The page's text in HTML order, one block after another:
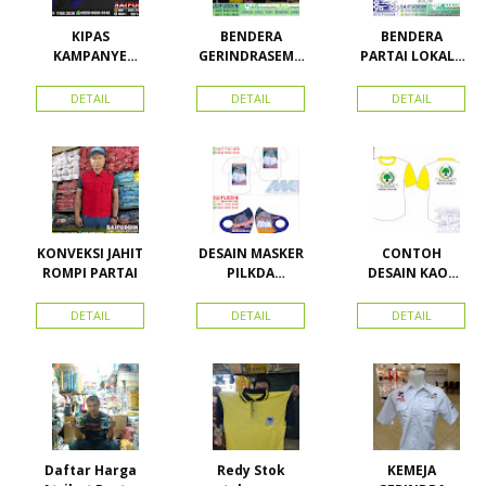
KIPAS
KAMPANYE
DETAIL
BENDERA
GERINDRASEMU
DETAIL
BENDERA
PARTAI LOKAL /
ACEH
DETAIL
KONVEKSI JAHIT
ROMPI PARTAI
DETAIL
DESAIN MASKER
PILKDA
Calon Bupati &
Wakil Bupati
Kepulauan
DETAIL
CONTOH
DESAIN KAOS
BAHAN PE
DOUBLE
DETAIL
Daftar Harga
Redy Stok
KEMEJA